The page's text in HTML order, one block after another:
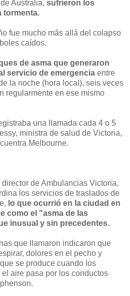
Australia, sufrieron los
tormenta.
fue mucho más allá del colapso
caídos.
de asma que generaron
servicio de emergencia entre
la noche (hora local), seis veces
regularmente en ese mismo
una llamada cada 4 o 5
ministra de salud de Victoria,
Melbourne.
de Ambulancias Victoria,
los servicios de traslados de
lo que ocurrió en la ciudad en
como el "asma de las
inusual y sin precedentes.
que llamaron indicaron que
dolores en el pecho y
se produce cuando los
aire pasa por los conductos